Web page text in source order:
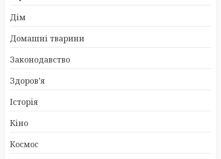
Дім
Домашні тварини
Законодавство
Здоров’я
Історія
Кіно
Космос